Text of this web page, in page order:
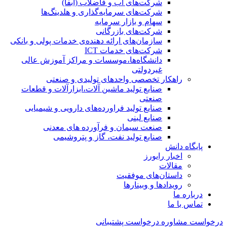
شرکت‌های آب و فاضلاب (آبفا)
شرکت‌های سرمایه‌گذاری و هلدینگ‌ها
سهام و بازار سرمایه
شرکت‌های بازرگانی
سازمان‌های ارائه دهنده‌ی خدمات پولی و بانکی
شرکت‌های خدمات ICT
دانشگاه‌ها،موسسات و مراکز آموزش عالی
غیردولتی
راهکار تخصصی واحدهای تولیدی و صنعتی
صنایع توليد ماشين آلات،ابزارآلات و قطعات
صنعتی
صنایع تولید فراورده‌های دارویی و شیمیایی
صنایع لبنی
صنعت سیمان و فرآورده های معدنی
صنایع تولید نفت، گاز و پتروشيمی
پایگاه دانش
اخبار رایورز
مقالات
داستان‌های موفقیت
رویدادها و وبینارها
درباره ما
تماس با ما
درخواست مشاوره درخواست پشتیبانی